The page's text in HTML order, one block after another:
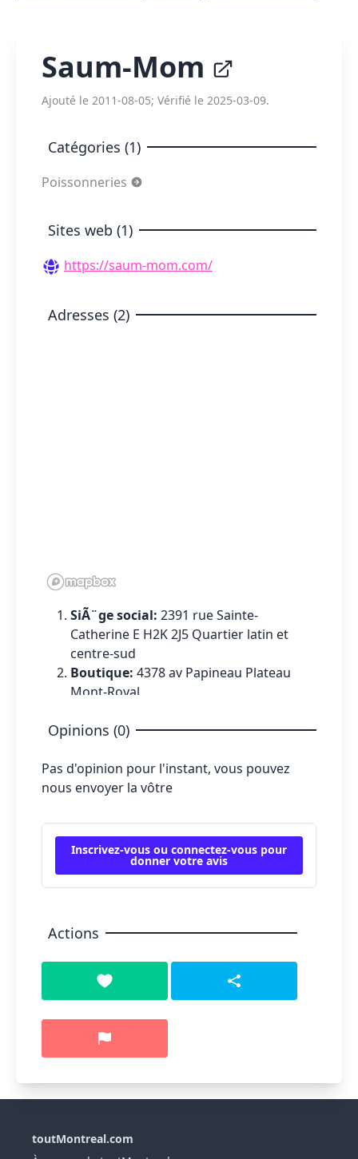
Saum-Mom
Ajouté le 2011-08-05; Vérifié le 2025-03-09.
Catégories (1)
Poissonneries
Sites web (1)
https://saum-mom.com/
Adresses (2)
SiÃ¨ge social: 2391 rue Sainte-
Catherine E H2K 2J5 Quartier latin et
centre-sud
Boutique: 4378 av Papineau Plateau
Mont-Royal
Opinions (0)
Pas d'opinion pour l'instant, vous pouvez
nous envoyer la vôtre
Inscrivez-vous ou connectez-vous pour
donner votre avis
Actions
toutMontreal.com